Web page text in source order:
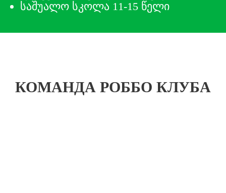
საშუალო სკოლა 11-15 წელი
КОМАНДА РОББО КЛУБА